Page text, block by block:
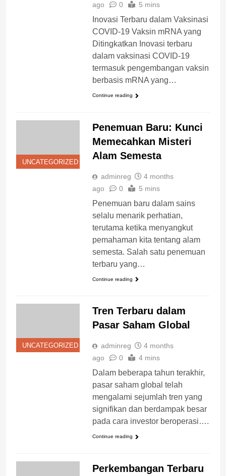
ago
0 5 mins
Inovasi Terbaru dalam Vaksinasi
COVID-19 Vaksin mRNA yang
Ditingkatkan Inovasi terbaru
dalam vaksinasi COVID-19
termasuk pengembangan vaksin
berbasis mRNA yang…
Continue reading
UNCATEGORIZED
Penemuan Baru: Kunci
Memecahkan Misteri
Alam Semesta
adminreg
4 months
ago
0 5 mins
Penemuan baru dalam sains
selalu menarik perhatian,
terutama ketika menyangkut
pemahaman kita tentang alam
semesta. Salah satu penemuan
terbaru yang…
Continue reading
UNCATEGORIZED
Tren Terbaru dalam
Pasar Saham Global
adminreg
4 months
ago
0 4 mins
Dalam beberapa tahun terakhir,
pasar saham global telah
mengalami sejumlah tren yang
signifikan dan berdampak besar
pada cara investor beroperasi….
Continue reading
Perkembangan Terbaru